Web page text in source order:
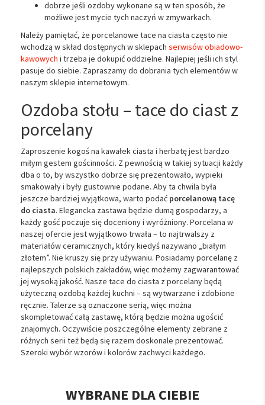
dobrze jeśli ozdoby wykonane są w ten sposób, że
możliwe jest mycie tych naczyń w zmywarkach.
Należy pamiętać, że porcelanowe tace na ciasta często nie
wchodzą w skład dostępnych w sklepach serwisów obiadowo-
kawowych i trzeba je dokupić oddzielne. Najlepiej jeśli ich styl
pasuje do siebie. Zapraszamy do dobrania tych elementów w
naszym sklepie internetowym.
Ozdoba stołu – tace do ciast z
porcelany
Zaproszenie kogoś na kawałek ciasta i herbatę jest bardzo
miłym gestem gościnności. Z pewnością w takiej sytuacji każdy
dba o to, by wszystko dobrze się prezentowało, wypieki
smakowały i były gustownie podane. Aby ta chwila była
jeszcze bardziej wyjątkowa, warto podać porcelanową tacę
do ciasta. Elegancka zastawa będzie dumą gospodarzy, a
każdy gość poczuje się doceniony i wyróżniony. Porcelana w
naszej ofercie jest wyjątkowo trwała – to najtrwalszy z
materiałów ceramicznych, który kiedyś nazywano „białym
złotem”. Nie kruszy się przy używaniu. Posiadamy porcelanę z
najlepszych polskich zakładów, więc możemy zagwarantować
jej wysoką jakość. Nasze tace do ciasta z porcelany będą
użyteczną ozdobą każdej kuchni – są wytwarzane i zdobione
ręcznie. Talerze są oznaczone serią, więc można
skompletować całą zastawę, którą będzie można ugościć
znajomych. Oczywiście poszczególne elementy zebrane z
różnych serii też będą się razem doskonale prezentować.
Szeroki wybór wzorów i kolorów zachwyci każdego.
WYBRANE DLA CIEBIE